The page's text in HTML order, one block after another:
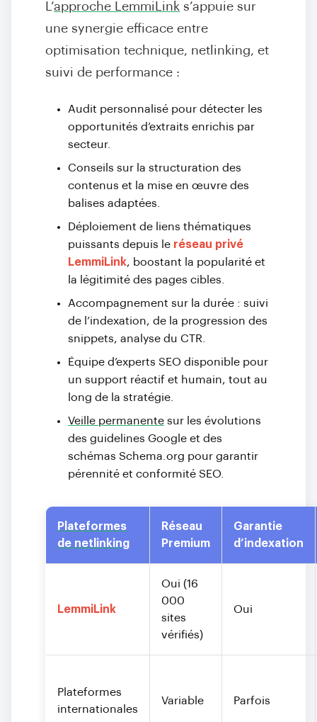
L’approche LemmiLink s’appuie sur
une synergie efficace entre
optimisation technique, netlinking, et
suivi de performance :
Audit personnalisé pour détecter les
opportunités d’extraits enrichis par
secteur.
Conseils sur la structuration des
contenus et la mise en œuvre des
balises adaptées.
Déploiement de liens thématiques
puissants depuis le réseau privé
LemmiLink, boostant la popularité et
la légitimité des pages cibles.
Accompagnement sur la durée : suivi
de l’indexation, de la progression des
snippets, analyse du CTR.
Équipe d’experts SEO disponible pour
un support réactif et humain, tout au
long de la stratégie.
Veille permanente sur les évolutions
des guidelines Google et des
schémas Schema.org pour garantir
pérennité et conformité SEO.
Plateformes
de netlinking
Réseau
Premium
Garantie
d’indexation
LemmiLink
Oui (16
000
sites
vérifiés)
Oui
Plateformes
internationales
Variable Parfois